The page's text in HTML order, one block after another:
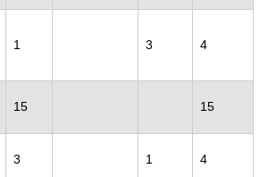
1 3 4
15 15
3 1 4